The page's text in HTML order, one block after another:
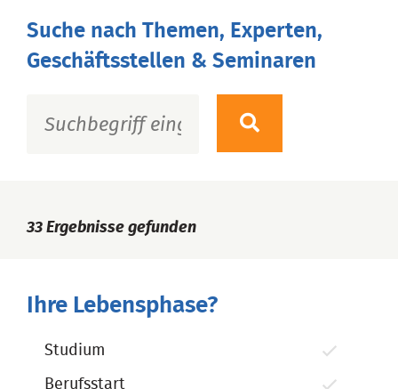
Suche nach Themen, Experten,
Geschäftsstellen & Seminaren
33 Ergebnisse gefunden
Ihre Lebensphase?
Studium
Berufsstart